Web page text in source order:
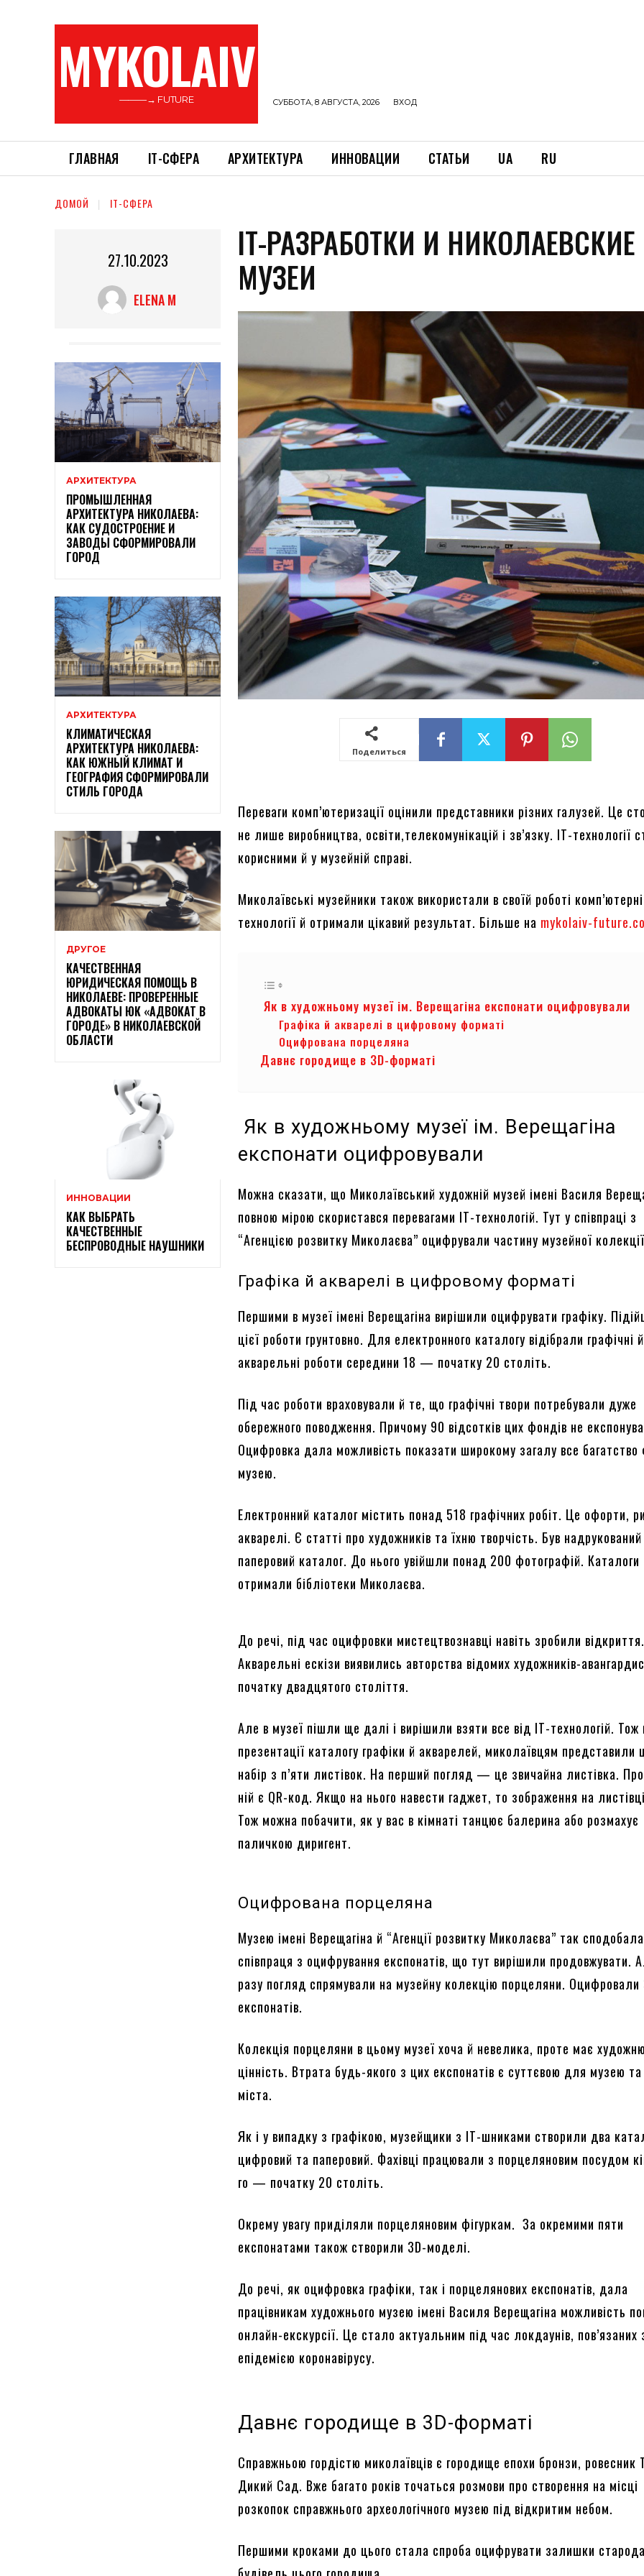
MYKOLAIV
———→ FUTURE СУББОТА, 8 АВГУСТА, 2026 ВХОД
ГЛАВНАЯ ІТ-СФЕРА АРХИТЕКТУРА ИННОВАЦИИ СТАТЬИ UA RU
ДОМОЙ ІТ-СФЕРА
27.10.2023
ELENA M
АРХИТЕКТУРА
ПРОМЫШЛЕННАЯ
АРХИТЕКТУРА НИКОЛАЕВА:
КАК СУДОСТРОЕНИЕ И
ЗАВОДЫ СФОРМИРОВАЛИ
ГОРОД
АРХИТЕКТУРА
КЛИМАТИЧЕСКАЯ
АРХИТЕКТУРА НИКОЛАЕВА:
КАК ЮЖНЫЙ КЛИМАТ И
ГЕОГРАФИЯ СФОРМИРОВАЛИ
СТИЛЬ ГОРОДА
ДРУГОЕ
КАЧЕСТВЕННАЯ
ЮРИДИЧЕСКАЯ ПОМОЩЬ В
НИКОЛАЕВЕ: ПРОВЕРЕННЫЕ
АДВОКАТЫ ЮК «АДВОКАТ В
ГОРОДЕ» В НИКОЛАЕВСКОЙ
ОБЛАСТИ
ИННОВАЦИИ
КАК ВЫБРАТЬ
КАЧЕСТВЕННЫЕ
БЕСПРОВОДНЫЕ НАУШНИКИ
ІТ-РАЗРАБОТКИ И НИКОЛАЕВСКИЕ
МУЗЕИ
Поделиться
Переваги комп’ютеризації оцінили представники різних галузей. Це
не лише виробництва, освіти,телекомунікацій і зв’язку. ІТ-технології
корисними й у музейній справі.
Миколаївські музейники також використали в своїй роботі комп’ютерні
технології й отримали цікавий результат. Більше на mykolaiv-
Як в художньому музеї ім. Верещагіна експонати оцифровували
Графіка й акварелі в цифровому форматі
Оцифрована порцеляна
Давнє городище в 3D-форматі
Як в художньому музеї ім. Верещагіна
експонати оцифровували
Можна сказати, що Миколаївський художній музей імені Василя
повною мірою скористався перевагами ІТ-технологій. Тут у співпраці з
“Агенцією розвитку Миколаєва” оцифрували частину музейної
Графіка й акварелі в цифровому форматі
Першими в музеї імені Верещагіна вирішили оцифрувати графіку.
цієї роботи грунтовно. Для електронного каталогу відібрали графічні й
акварельні роботи середини 18 — початку 20 століть.
Під час роботи враховували й те, що графічні твори потребували дуже
обережного поводження. Причому 90 відсотків цих фондів не
Оцифровка дала можливість показати широкому загалу все багатство
музею.
Електронний каталог містить понад 518 графічних робіт. Це офорти,
акварелі. Є статті про художників та їхню творчість. Був надрукований
паперовий каталог. До нього увійшли понад 200 фотографій. Каталоги
отримали бібліотеки Миколаєва.
До речі, під час оцифровки мистецтвознавці навіть зробили відкриття.
Акварельні ескізи виявились авторства відомих художників-
початку двадцятого століття.
Але в музеї пішли ще далі і вирішили взяти все від ІТ-технологій. Тож
презентації каталогу графіки й акварелей, миколаївцям представили
набір з п’яти листівок. На перший погляд — це звичайна листівка.
ній є QR-код. Якщо на нього навести гаджет, то зображення на
Тож можна побачити, як у вас в кімнаті танцює балерина або розмахує
паличкою диригент.
Оцифрована порцеляна
Музею імені Верещагіна й “Агенції розвитку Миколаєва” так
співпраця з оцифрування експонатів, що тут вирішили продовжувати.
разу погляд спрямували на музейну колекцію порцеляни. Оцифровали
експонатів.
Колекція порцеляни в цьому музеї хоча й невелика, проте має художню
цінність. Втрата будь-якого з цих експонатів є суттєвою для музею та
міста.
Як і у випадку з графікою, музейщики з ІТ-шниками створили два
цифровий та паперовий. Фахівці працювали з порцеляновим посудом
го — початку 20 століть.
Окрему увагу приділяли порцеляновим фігуркам. За окремими пяти
експонатами також створили 3D-моделі.
До речі, як оцифровка графіки, так і порцелянових експонатів, дала
працівникам художнього музею імені Василя Верещагіна можливість
онлайн-екскурсії. Це стало актуальним під час локдаунів, пов’язаних
епідемією коронавірусу.
Давнє городище в 3D-форматі
Справжньою гордістю миколаївців є городище епохи бронзи,
Дикий Сад. Вже багато років точаться розмови про створення на місці
розкопок справжнього археологічного музею під відкритим небом.
Першими кроками до цього стала спроба оцифрувати залишки